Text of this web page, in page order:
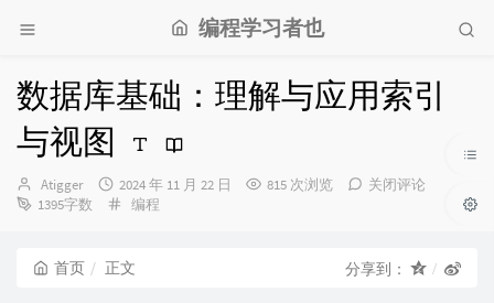
编程学习者也
数据库基础：理解与应用索引
与视图
博
主：
Atigger
发
布
2024 年 11 月 22 日 815 次浏览
关闭评论
1395字数
分
编程
首页 正文 分享到：